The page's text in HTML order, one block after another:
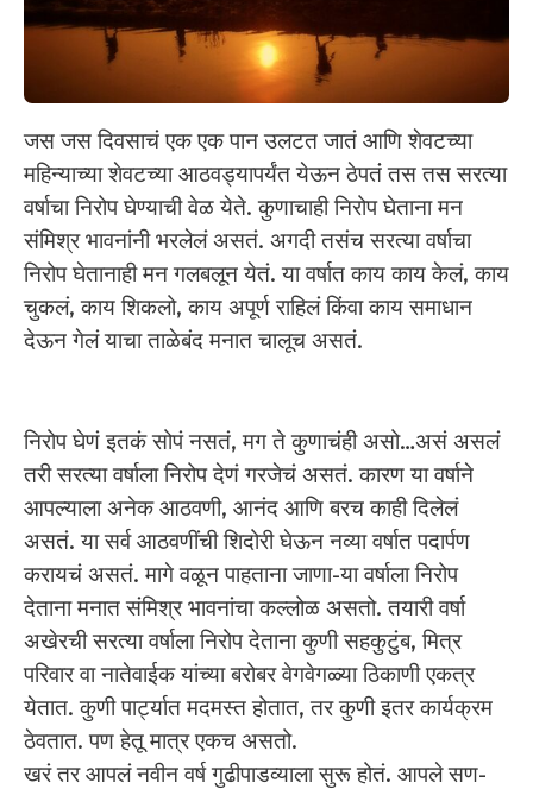
जस जस दिवसाचं एक एक पान उलटत जातं आणि शेवटच्या
महिन्याच्या शेवटच्या आठवड्यापर्यंत येऊन ठेपतंं तस तस सरत्या
वर्षाचा निरोप घेण्याची वेळ येते. कुणाचाही निरोप घेताना मन
संमिश्र भावनांनी भरलेलं असतं. अगदी तसंच सरत्या वर्षाचा
निरोप घेतानाही मन गलबलून येतं. या वर्षात काय काय केलं, काय
चुकलं, काय शिकलो, काय अपूर्ण राहिलं किंवा काय समाधान
देऊन गेलं याचा ताळेबंद मनात चालूच असतं.
निरोप घेणं इतकं सोपं नसतं, मग ते कुणाचंही असो…असं असलं
तरी सरत्या वर्षाला निरोप देणं गरजेचं असतं. कारण या वर्षाने
आपल्याला अनेक आठवणी, आनंद आणि बरच काही दिलेलं
असतं. या सर्व आठवणींची शिदोरी घेऊन नव्या वर्षात पदार्पण
करायचं असतं. मागे वळून पाहताना जाणा-या वर्षाला निरोप
देताना मनात संमिश्र भावनांचा कल्लोळ असतो. तयारी वर्षा
अखेरची सरत्या वर्षाला निरोप देताना कुणी सहकुटुंब, मित्र
परिवार वा नातेवाईक यांच्या बरोबर वेगवेगळ्या ठिकाणी एकत्र
येतात. कुणी पार्ट्यात मदमस्त होतात, तर कुणी इतर कार्यक्रम
ठेवतात. पण हेतू मात्र एकच असतो.
खरं तर आपलं नवीन वर्ष गुढीपाडव्याला सुरू होतं. आपले सण-